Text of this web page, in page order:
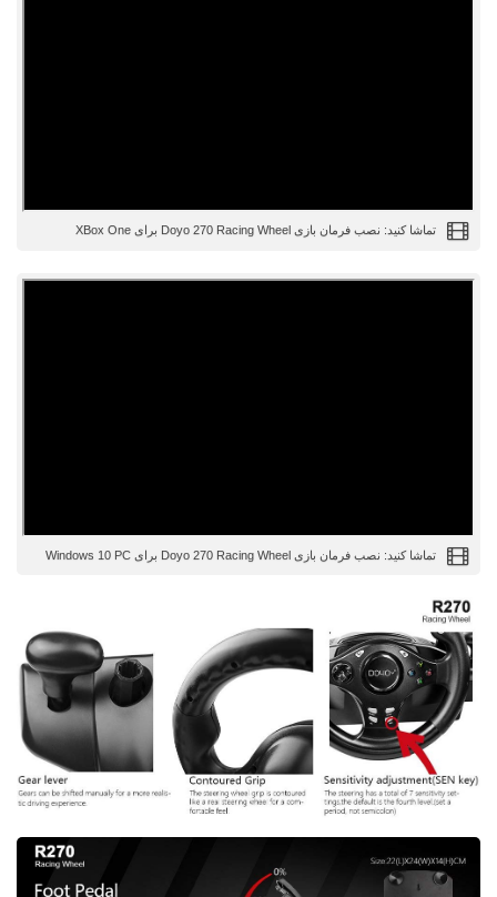
تماشا کنید: نصب فرمان بازی Doyo 270 Racing Wheel برای XBox One
تماشا کنید: نصب فرمان بازی Doyo 270 Racing Wheel برای Windows 10 PC